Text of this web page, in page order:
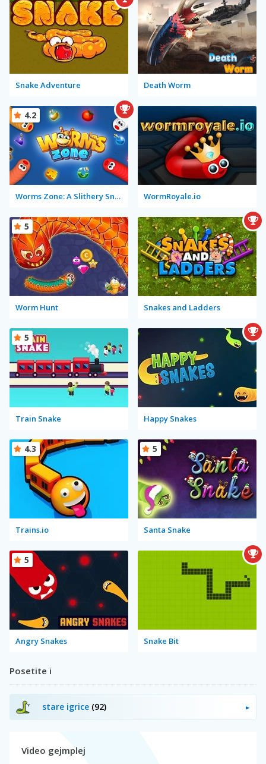
Snake Adventure Death Worm
Worms Zone: A Slithery Snake
4.2
WormRoyale.io
Worm Hunt
5
Snakes and Ladders
Train Snake
5
Happy Snakes
Trains.io
4.3
Santa Snake
5
Angry Snakes
5
Snake Bit
Posetite i
stare igrice (92)
Video gejmplej